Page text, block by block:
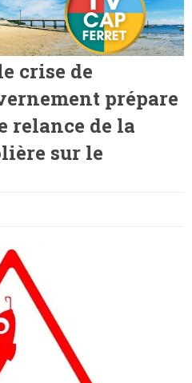
crise de
prépare
relance de la
sur le